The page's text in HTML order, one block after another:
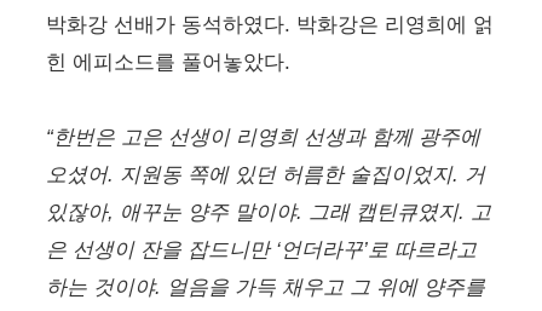
박화강 선배가 동석하였다. 박화강은 리영희에 얽
힌 에피소드를 풀어놓았다.
“한번은 고은 선생이 리영희 선생과 함께 광주에
오셨어. 지원동 쪽에 있던 허름한 술집이었지. 거
있잖아, 애꾸눈 양주 말이야. 그래 캡틴큐였지. 고
은 선생이 잔을 잡드니만 ‘언더라꾸’로 따르라고
하는 것이야. 얼음을 가득 채우고 그 위에 양주를